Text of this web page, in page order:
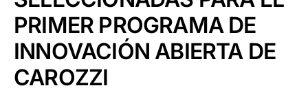
PRIMER PROGRAMA DE
INNOVACIÓN ABIERTA DE
CAROZZI